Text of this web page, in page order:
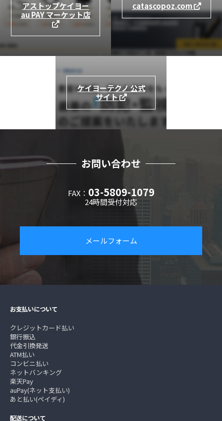
アストップケイヨー
au PAY マーケット店
catascopoz.com
ケイヨーテクノ 公式
サイト
お問い合わせ
FAX： 03-5809-1079
24時間受付対応
メールフォーム
お支払いについて
クレジットカード払い
銀行振込
代金引換発送
ATM払い
コンビニ払い
ネットバンキング
楽天Pay
auPay(ネット支払い)
あと払い(ペイディ)
配送について